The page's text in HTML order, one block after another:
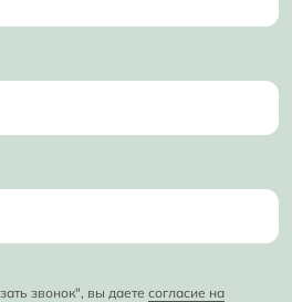
звонок", вы даете согласие на